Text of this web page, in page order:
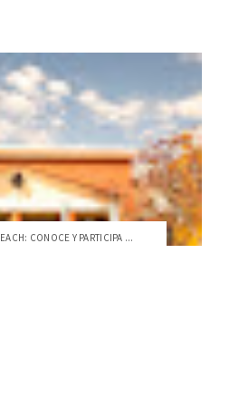
CONOCE Y PARTICIPA ...